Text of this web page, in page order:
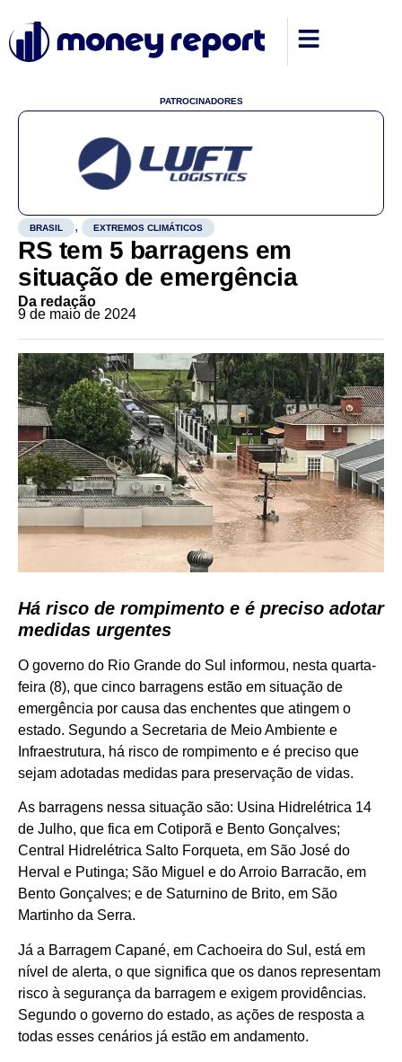
PATROCINADORES
BRASIL , EXTREMOS CLIMÁTICOS
RS tem 5 barragens em
situação de emergência
Da redação
9 de maio de 2024
Há risco de rompimento e é preciso adotar
medidas urgentes
O governo do Rio Grande do Sul informou, nesta quarta-
feira (8), que cinco barragens estão em situação de
emergência por causa das enchentes que atingem o
estado. Segundo a Secretaria de Meio Ambiente e
Infraestrutura, há risco de rompimento e é preciso que
sejam adotadas medidas para preservação de vidas.
As barragens nessa situação são: Usina Hidrelétrica 14
de Julho, que fica em Cotiporã e Bento Gonçalves;
Central Hidrelétrica Salto Forqueta, em São José do
Herval e Putinga; São Miguel e do Arroio Barracão, em
Bento Gonçalves; e de Saturnino de Brito, em São
Martinho da Serra.
Já a Barragem Capané, em Cachoeira do Sul, está em
nível de alerta, o que significa que os danos representam
risco à segurança da barragem e exigem providências.
Segundo o governo do estado, as ações de resposta a
todas esses cenários já estão em andamento.